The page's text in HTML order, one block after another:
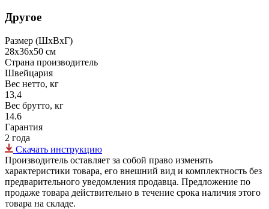
Другое
Размер (ШхВхГ)
28х36х50 см
Страна производитель
Швейцария
Вес нетто, кг
13,4
Вес брутто, кг
14.6
Гарантия
2 года
Скачать инструкцию
Производитель оставляет за собой право изменять
характеристики товара, его внешний вид и комплектность без
предварительного уведомления продавца. Предложение по
продаже товара действительно в течение срока наличия этого
товара на складе.